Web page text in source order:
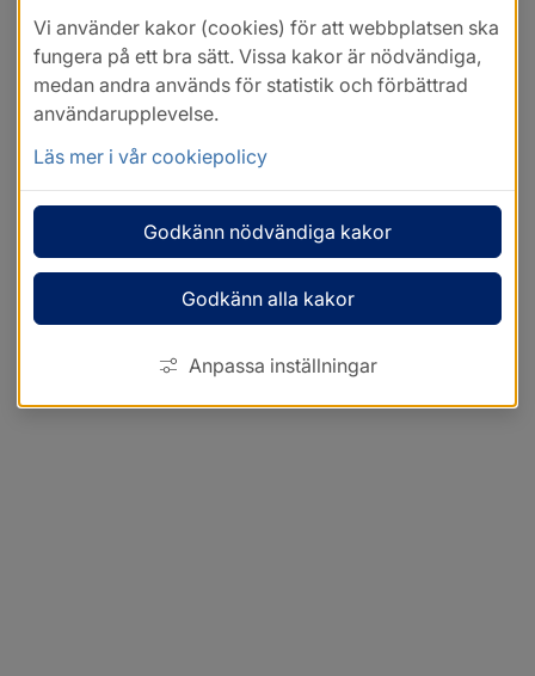
Vi använder kakor (cookies) för att webbplatsen ska
fungera på ett bra sätt. Vissa kakor är nödvändiga,
medan andra används för statistik och förbättrad
användarupplevelse.
Läs mer i vår cookiepolicy
Godkänn nödvändiga kakor
Godkänn alla kakor
Anpassa inställningar